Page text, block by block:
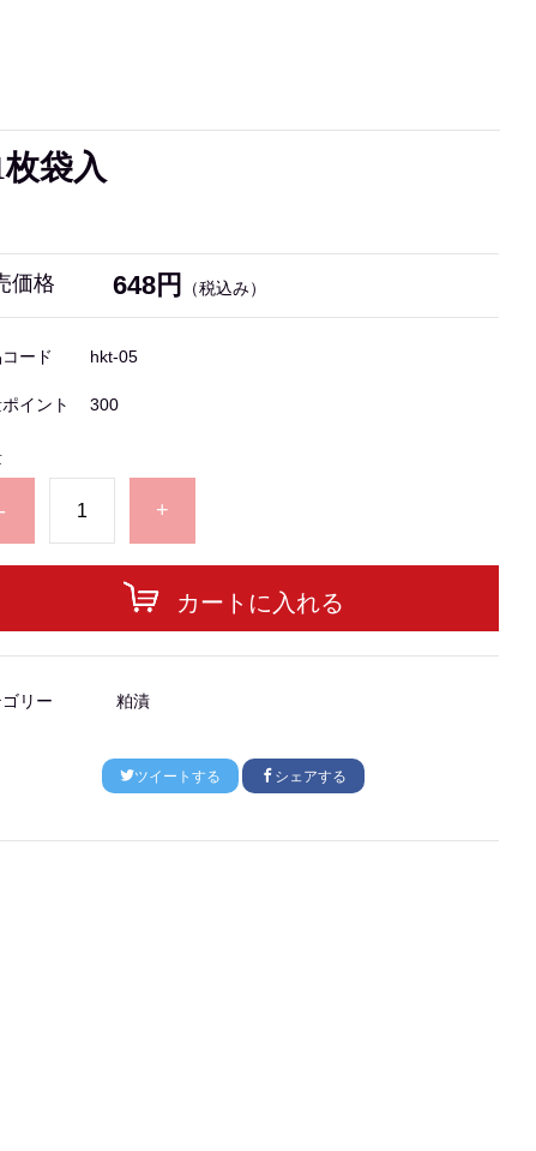
袋入
価格 648円 （税込み）
ード hkt-05
イント 300
- +
カートに入れる
リー 粕漬
ツイートする シェアする